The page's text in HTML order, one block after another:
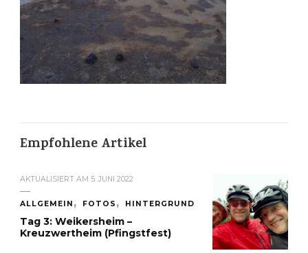
Empfohlene Artikel
AKTUALISIERT AM 5. JUNI 2022
ALLGEMEIN FOTOS HINTERGRUND
Tag 3: Weikersheim –
Kreuzwertheim (Pfingstfest)